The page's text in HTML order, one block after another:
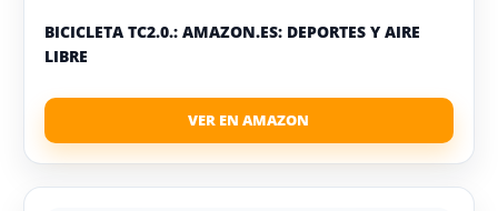
BICICLETA TC2.0.: AMAZON.ES: DEPORTES Y AIRE
LIBRE